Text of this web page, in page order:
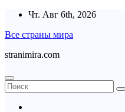
Перейти
содержимому
Чт. Авг 6th, 2026
Все страны мира
stranimira.com